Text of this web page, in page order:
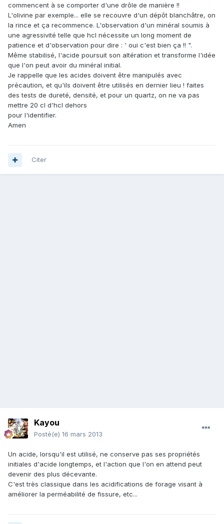
commencent à se comporter d'une drôle de manière !!
L'olivine par exemple... elle se recouvre d'un dépôt blanchâtre, on
la rince et ça recommence. L'observation d'un minéral soumis à
une agressivité telle que hcl nécessite un long moment de
patience et d'observation pour dire : ' oui c'est bien ça !! ".
Même stabilisé, l'acide poursuit son altération et transforme l'idée
que l'on peut avoir du minéral initial.
Je rappelle que les acides doivent être manipulés avec
précaution, et qu'ils doivent être utilisés en dernier lieu ! faites
des tests de dureté, densité, et pour un quartz, on ne va pas
mettre 20 cl d'hcl dehors
pour l'identifier.
Amen
Citer
Kayou
Posté(e) 16 mars 2013
Un acide, lorsqu'il est utilisé, ne conserve pas ses propriétés
initiales d'acide longtemps, et l'action que l'on en attend peut
devenir des plus décevante.
C'est très classique dans les acidifications de forage visant à
améliorer la perméabilité de fissure, etc...